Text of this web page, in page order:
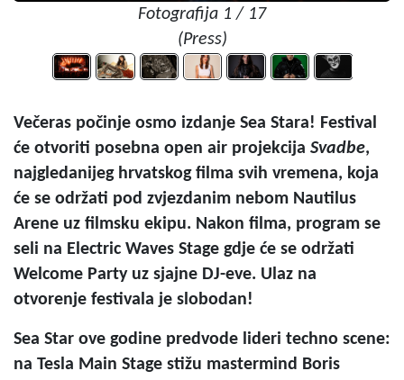
Fotografija 1 / 17
(Press)
Večeras počinje osmo izdanje Sea Stara! Festival
će otvoriti posebna open air projekcija Svadbe,
najgledanijeg hrvatskog filma svih vremena, koja
će se održati pod zvjezdanim nebom Nautilus
Arene uz filmsku ekipu. Nakon filma, program se
seli na Electric Waves Stage gdje će se održati
Welcome Party uz sjajne DJ-eve. Ulaz na
otvorenje festivala je slobodan!
Sea Star ove godine predvode lideri techno scene:
na Tesla Main Stage stižu mastermind Boris